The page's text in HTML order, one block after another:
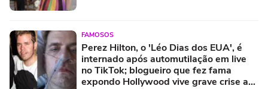
FAMOSOS
Perez Hilton, o 'Léo Dias dos EUA', é
internado após automutilação em live
no TikTok; blogueiro que fez fama
expondo Hollywood vive grave crise aos